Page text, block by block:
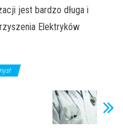
jest bardzo długa i
Elektryków